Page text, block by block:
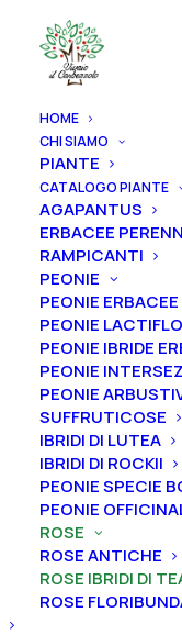
HOME
CHI SIAMO
PIANTE
CATALOGO PIANTE
AGAPANTUS
ERBACEE
RAMPICANTI
PEONIE
PEONIE ERBACEE
PEONIE
PEONIE IBRIDE
PEONIE
PEONIE
SUFFRUTICOSE
IBRIDI DI LUTEA
IBRIDI DI ROCKII
PEONIE SPECIE
PEONIE
ROSE
ROSE ANTICHE
ROSE IBRIDI DI
ROSE
Home Rose
Rosa cespuglio
Capucci®”